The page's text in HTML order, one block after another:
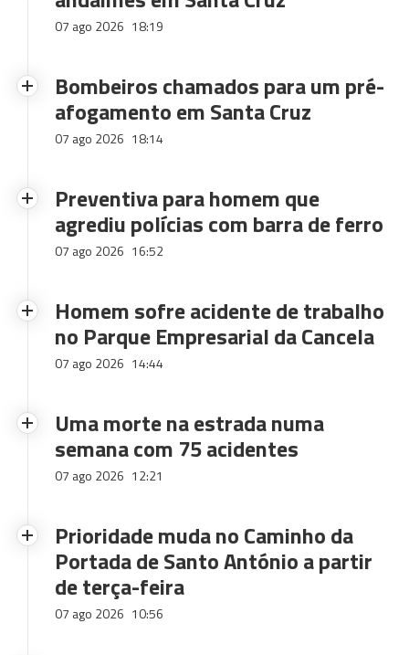
07 ago 2026 18:19
Bombeiros chamados para um pré-
afogamento em Santa Cruz
07 ago 2026 18:14
Preventiva para homem que
agrediu polícias com barra de ferro
07 ago 2026 16:52
Homem sofre acidente de trabalho
no Parque Empresarial da Cancela
07 ago 2026 14:44
Uma morte na estrada numa
semana com 75 acidentes
07 ago 2026 12:21
Prioridade muda no Caminho da
Portada de Santo António a partir
de terça-feira
07 ago 2026 10:56